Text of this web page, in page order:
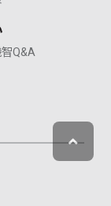
Q&A